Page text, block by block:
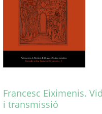
Francesc Eiximenis.
i transmissió